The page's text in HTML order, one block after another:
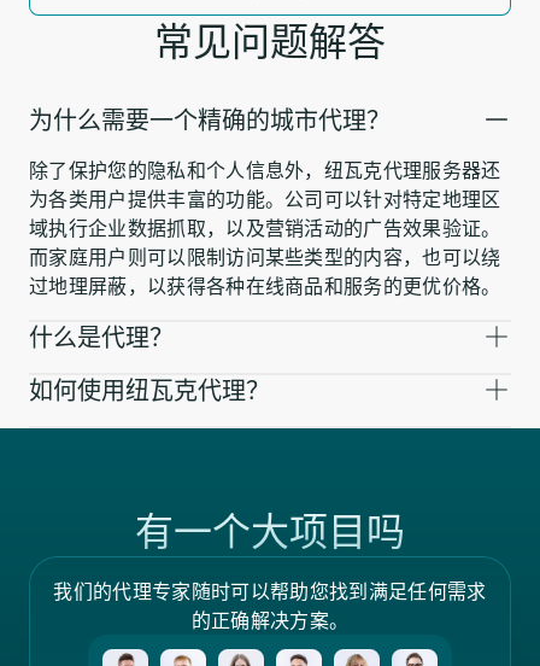
常见问题解答
为什么需要一个精确的城市代理？
除了保护您的隐私和个人信息外，纽瓦克代理服务器还
为各类用户提供丰富的功能。公司可以针对特定地理区
域执行企业数据抓取，以及营销活动的广告效果验证。
而家庭用户则可以限制访问某些类型的内容，也可以绕
过地理屏蔽，以获得各种在线商品和服务的更优价格。
什么是代理？
如何使用纽瓦克代理？
有一个大项目吗
我们的代理专家随时可以帮助您找到满足任何需求
的正确解决方案。